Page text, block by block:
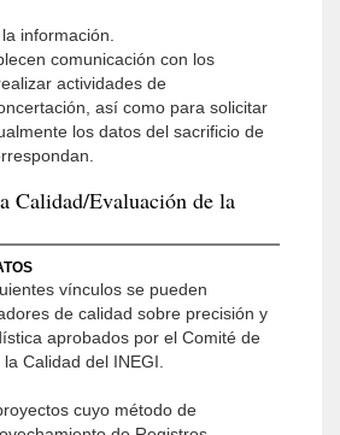
información.
comunicación con los
actividades de
así como para solicitar
los datos del sacrificio de
Calidad/Evaluación de la
vínculos se pueden
de calidad sobre precisión y
aprobados por el Comité de
Calidad del INEGI.
cuyo método de